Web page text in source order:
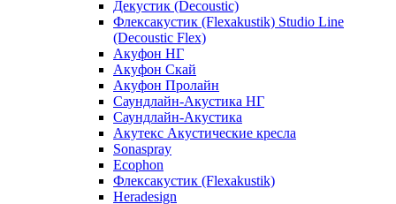
Декустик (Decoustic)
Флексакустик (Flexakustik) Studio Line
(Decoustic Flex)
Акуфон НГ
Акуфон Скай
Акуфон Пролайн
Саундлайн-Акустика НГ
Саундлайн-Акустика
Акутекс Акустические кресла
Sonaspray
Ecophon
Флексакустик (Flexakustik)
Heradesign